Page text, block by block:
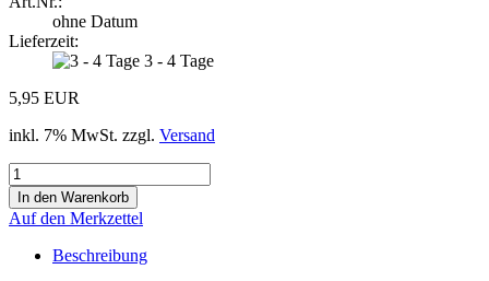
ohne Datum
Lieferzeit:
3 - 4 Tage
5,95 EUR
inkl. 7% MwSt. zzgl. Versand
Auf den Merkzettel
Beschreibung